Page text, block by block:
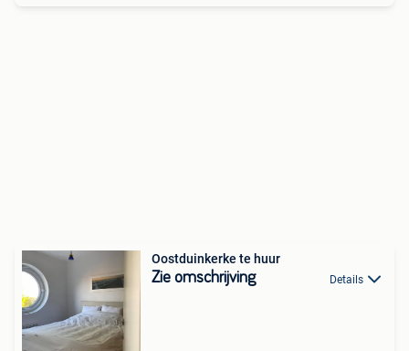
Oostduinkerke te huur
Zie omschrijving Details